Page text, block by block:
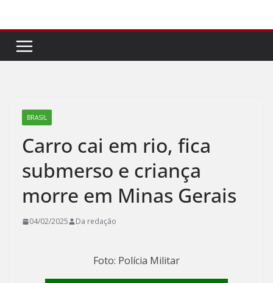
conteúdo
BRASIL
Carro cai em rio, fica
submerso e criança
morre em Minas Gerais
04/02/2025 Da redação
Foto: Polícia Militar